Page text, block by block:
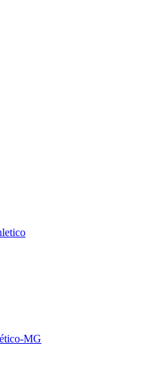
MG